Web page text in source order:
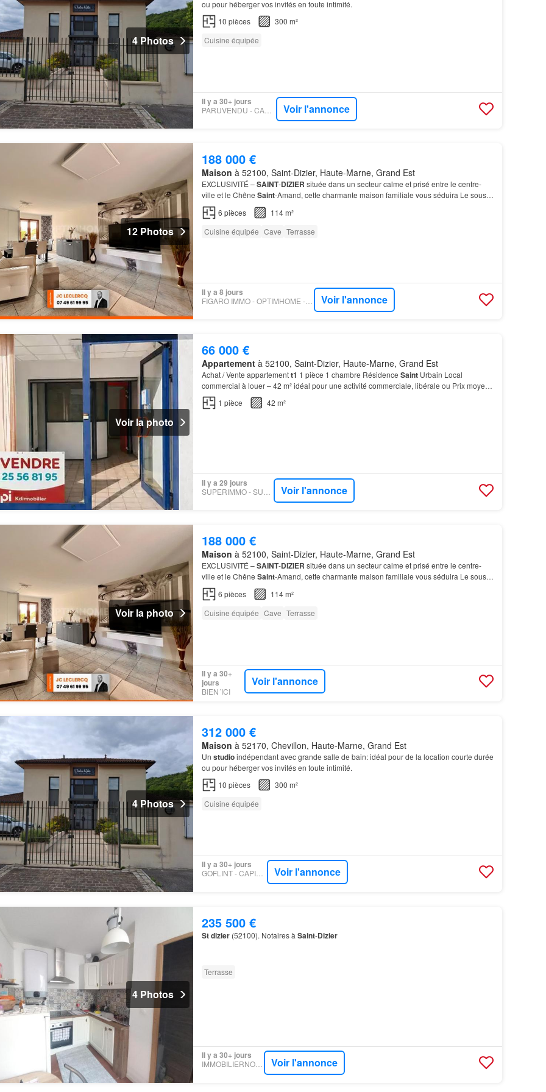
4 Photos
ou pour héberger vos invités en toute intimité.
10 pièces
300 m²
Cuisine équipée
Il y a 30+ jours
PARUVENDU - CAPIFRANCE Voir l'annonce
12 Photos
188 000 €
Maison à 52100, Saint-Dizier, Haute-Marne, Grand Est
EXCLUSIVITÉ –SAINT-DIZIER située dans un secteur calme et prisé entre le centre-
ville et le Chêne Saint-Amand, cette charmante maison familiale vous séduira Le sous-
sol complet, véritable atout de cette maison, propose une b…
6 pièces
114 m²
Cuisine équipée Cave Terrasse
Il y a 8 jours
FIGARO IMMO - OPTIMHOME - JEAN CHRISTOPHE LECLERCQ Voir l'annonce
Voir la photo
66 000 €
Appartementà 52100, Saint-Dizier, Haute-Marne, Grand Est
Achat / Vente appartementt1 1 pièce 1 chambre Résidence SaintUrbain Local
commercial à louer – 42 m² idéal pour une activité commerciale, libérale ou Prix moyens
des énergies indexés sur les années 2022, 20223 2024 (abonnem…
1 pièce 42 m²
Il y a 29 jours
Voir l'annonce
Voir la photo
188 000 €
Maison à 52100, Saint-Dizier, Haute-Marne, Grand Est
EXCLUSIVITÉ –SAINT-DIZIER située dans un secteur calme et prisé entre le centre-
ville et le Chêne Saint-Amand, cette charmante maison familiale vous séduira Le sous-
sol complet, véritable atout de cette maison, propose une b…
6 pièces
114 m²
Cuisine équipée Cave Terrasse
Il y a 30+
jours
BIEN´ICI
Voir l'annonce
4 Photos
312 000 €
Maison à 52170, Chevillon, Haute-Marne, Grand Est
Un studioindépendant avec grande salle de bain: idéal pour de la location courte durée
ou pour héberger vos invités en toute intimité.
10 pièces
300 m²
Cuisine équipée
Il y a 30+ jours
GOFLINT - CAPIFRANCE Voir l'annonce
4 Photos
235 500 €
Stdizier(52100). Notaires à Saint-Dizier
Terrasse
Il y a 30+ jours
IMMOBILIERNOTAIRES Voir l'annonce